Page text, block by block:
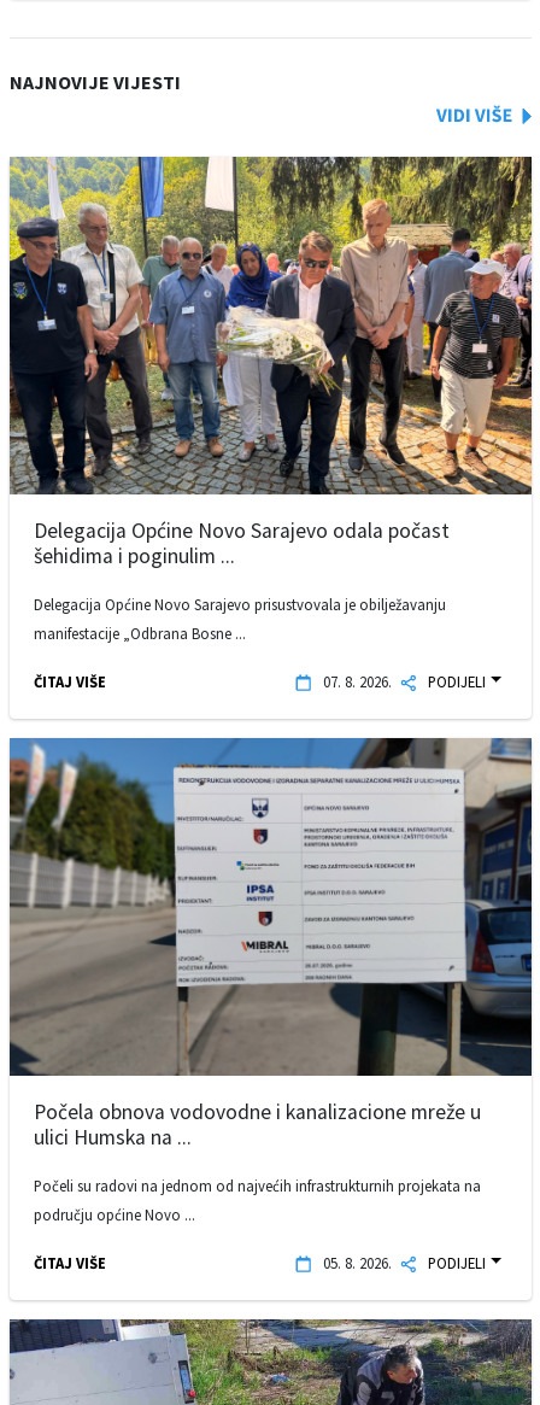
NAJNOVIJE VIJESTI
Delegacija Općine Novo Sarajevo odala počast
šehidima i poginulim ...
Delegacija Općine Novo Sarajevo prisustvovala je obilježavanju
manifestacije „Odbrana Bosne ...
ČITAJ VIŠE 07. 8. 2026. PODIJELI
Počela obnova vodovodne i kanalizacione mreže u
ulici Humska na ...
Počeli su radovi na jednom od najvećih infrastrukturnih projekata na
području općine Novo ...
ČITAJ VIŠE 05. 8. 2026. PODIJELI